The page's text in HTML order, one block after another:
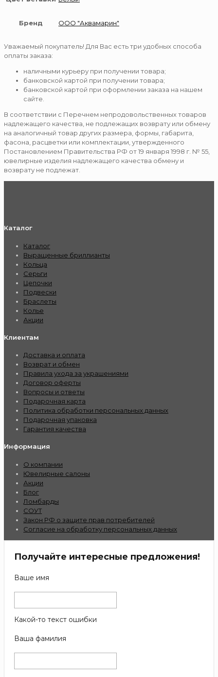
Бренд ООО "Аквамарин"
Уважаемый покупатель! Для Вас есть три удобных способа
оплаты заказа:
наличными курьеру при получении товара;
банковской картой при получении товара;
банковской картой при оформлении заказа на нашем
сайте.
В соответствии с Перечнем непродовольственных товаров
надлежащего качества, не подлежащих возврату или обмену
на аналогичный товар других размера, формы, габарита,
фасона, расцветки или комплектации, утвержденного
Постановлением Правительства РФ от 19 января 1998 г. № 55,
ювелирные изделия надлежащего качества обмену и
возврату не подлежат.
Каталог
Каталог
Выращенные бриллианты
Кольца
Серьги
Цепочки
Подвески
Браслеты
Колье
Акции
Клиентам
Доставка и оплата
Возврат и обмен
Правила ухода за украшениями
Договор оферты
Вопросы и ответы
Подарочная карта
Политика обработки персональных данных
Подарочная упаковка
Гарантия качества
Информация
О компании
Ювелирные салоны
Акции
Блог
Ломбарды
СОУТ
Закон РФ о защите прав потребителей
Согласие на обработку персональных данных
Получайте интересные предложения!
Ваше имя
Какой-то текст ошибки
Ваша фамилия